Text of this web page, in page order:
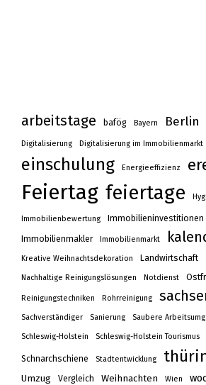
arbeitstage bafög Bayern Berlin
Digitalisierung Digitalisierung im Immobilienmarkt
einschulung Energieeffizienz
Feiertag feiertage
Immobilienbewertung Immobilieninvestitionen
Immobilienmakler Immobilienmarkt
Kreative Weihnachtsdekoration Landwirtschaft
Nachhaltige Reinigungslösungen Notdienst
Reinigungstechniken Rohrreinigung
Sachverständiger Sanierung Saubere
Schleswig-Holstein Schleswig-Holstein Tourismus
Schnarchschiene Stadtentwicklung
Umzug Vergleich Weihnachten Wien